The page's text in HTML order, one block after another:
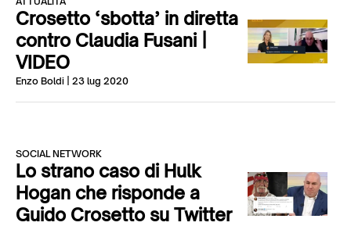
Crosetto ‘sbotta’ in diretta
contro Claudia Fusani |
VIDEO
Enzo Boldi | 23 lug 2020
SOCIAL NETWORK
Lo strano caso di Hulk
Hogan che risponde a
Guido Crosetto su Twitter